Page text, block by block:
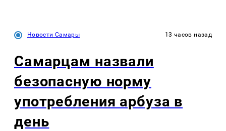
Новости Самары 13 часов назад
Самарцам назвали
безопасную норму
употребления арбуза в
день